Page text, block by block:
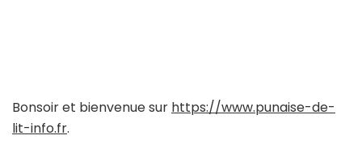
Bonsoir et bienvenue sur https://www.punaise-de-
lit-info.fr.